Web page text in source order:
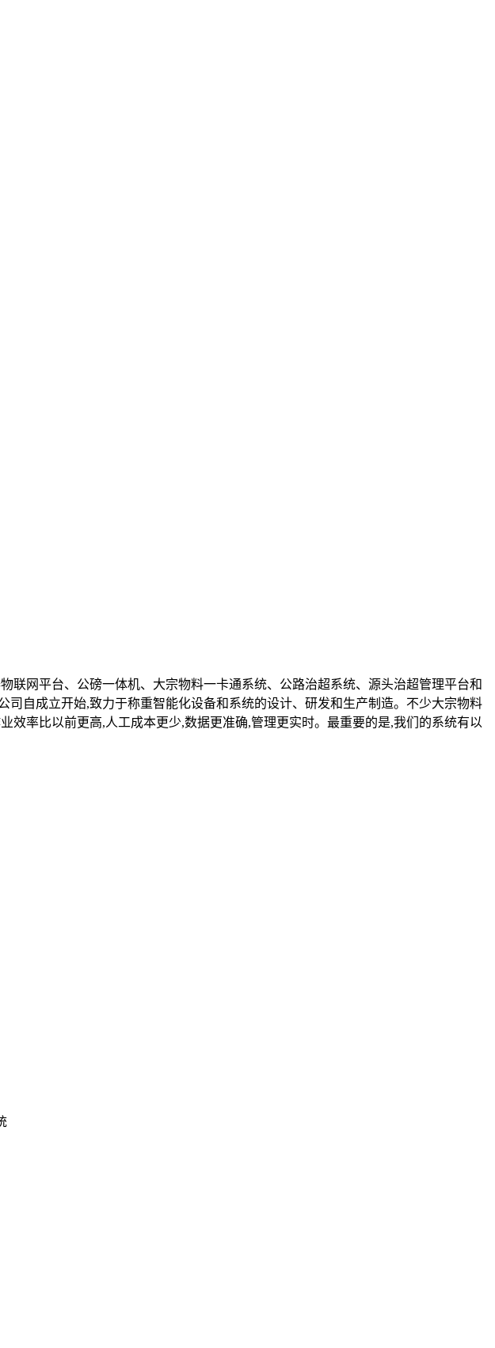
联网平台、公磅一体机、大宗物料一卡通系统、公路治超系统、源头治超管理平台和
自成立开始,致力于称重智能化设备和系统的设计、研发和生产制造。不少大宗物料
率比以前更高,人工成本更少,数据更准确,管理更实时。最重要的是,我们的系统有以